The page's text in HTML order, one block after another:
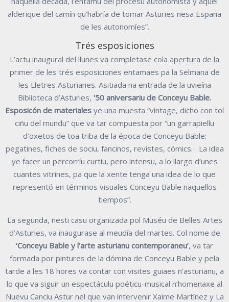
alderique del camín qu’habría de tomar Asturies nesa España
de les autonomíes”.
Trés esposiciones
L’actu inaugural del llunes va completase cola apertura de la
primer de les trés esposiciones entamaes pa la Selmana de
les Lletres Asturianes. Asitiada na entrada de la uvieína
Biblioteca d’Asturies, '50 aniversariu de Conceyu Bable.
Esposicón de materiales ye una muesta “vintage, dicho con tol
ciñu del mundu” que va tar compuesta por “un garrapiellu
d’oxetos de toa triba de la época de Conceyu Bable:
pegatines, fiches de sociu, fancinos, revistes, cómics… La idea
ye facer un percorríu curtiu, pero intensu, a lo llargo d’unes
cuantes vitrines, pa que la xente tenga una idea de lo que
representó en términos visuales Conceyu Bable naquellos
tiempos”.
La segunda, nesti casu organizada pol Muséu de Belles Artes
d’Asturies, va inaugurase al meudía del martes. Col nome de
‘Conceyu Bable y l’arte asturianu contemporaneu’, va tar
formada por pintures de la dómina de Conceyu Bable y pela
tarde a les 18 hores va contar con visites guiaes n’asturianu, a
lo que va siguir un espectáculu poéticu-musical n’homenaxe al
Nuevu Canciu Astur nel que van intervenir Xaime Martínez y La